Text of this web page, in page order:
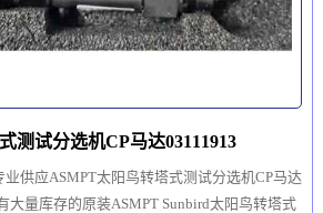
测试分选机CP马达03111913
供应ASMPT太阳鸟转塔式测试分选机CP马达
大量库存的原装ASMPT Sunbird太阳鸟转塔式